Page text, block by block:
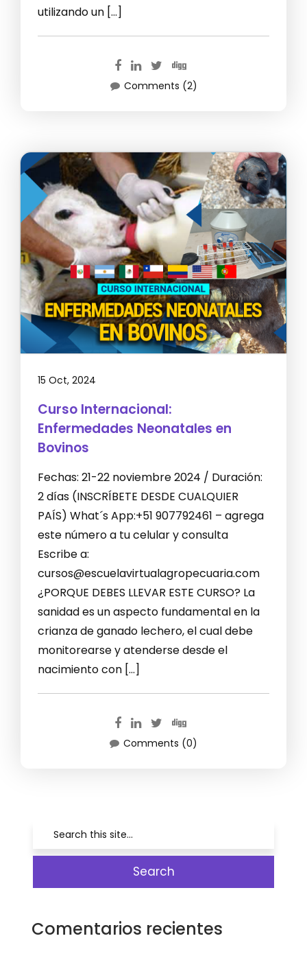
utilizando un […]
Comments (2)
15 Oct, 2024
Curso Internacional:
Enfermedades Neonatales en
Bovinos
Fechas: 21-22 noviembre 2024 / Duración:
2 días (INSCRÍBETE DESDE CUALQUIER
PAÍS) What´s App:+51 907792461 – agrega
este número a tu celular y consulta
Escribe a:
cursos@escuelavirtualagropecuaria.com
¿PORQUE DEBES LLEVAR ESTE CURSO? La
sanidad es un aspecto fundamental en la
crianza de ganado lechero, el cual debe
monitorearse y atenderse desde el
nacimiento con […]
Comments (0)
Comentarios recientes